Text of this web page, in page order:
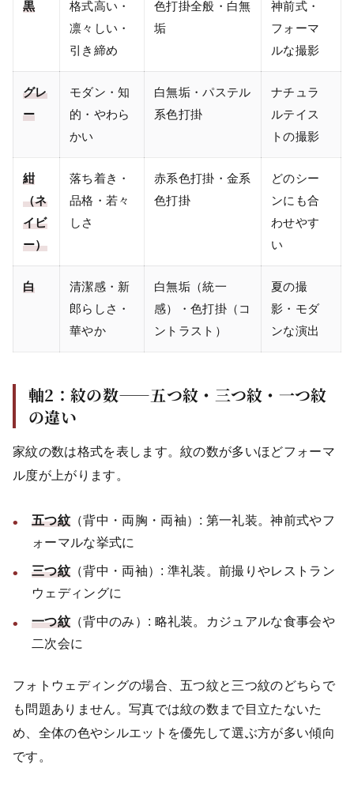
黒
格式高い・
凛々しい・
引き締め
色打掛全般・白無
垢
神前式・
フォーマ
ルな撮影
グレ
ー
モダン・知
的・やわら
かい
白無垢・パステル
系色打掛
ナチュラ
ルテイス
トの撮影
紺
（ネ
イビ
ー）
落ち着き・
品格・若々
しさ
赤系色打掛・金系
色打掛
どのシー
ンにも合
わせやす
い
白
清潔感・新
郎らしさ・
華やか
白無垢（統一
感）・色打掛（コ
ントラスト）
夏の撮
影・モダ
ンな演出
軸2：紋の数——五つ紋・三つ紋・一つ紋
の違い
家紋の数は格式を表します。紋の数が多いほどフォーマ
ル度が上がります。
五つ紋（背中・両胸・両袖）: 第一礼装。神前式やフ
ォーマルな挙式に
三つ紋（背中・両袖）: 準礼装。前撮りやレストラン
ウェディングに
一つ紋（背中のみ）: 略礼装。カジュアルな食事会や
二次会に
フォトウェディングの場合、五つ紋と三つ紋のどちらで
も問題ありません。写真では紋の数まで目立たないた
め、全体の色やシルエットを優先して選ぶ方が多い傾向
です。